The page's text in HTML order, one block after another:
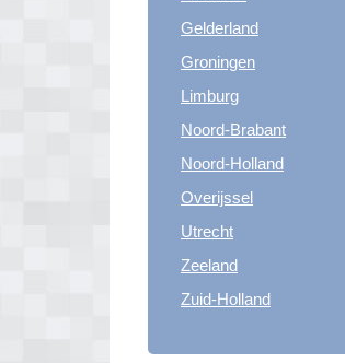
Gelderland
Groningen
Limburg
Noord-Brabant
Noord-Holland
Overijssel
Utrecht
Zeeland
Zuid-Holland